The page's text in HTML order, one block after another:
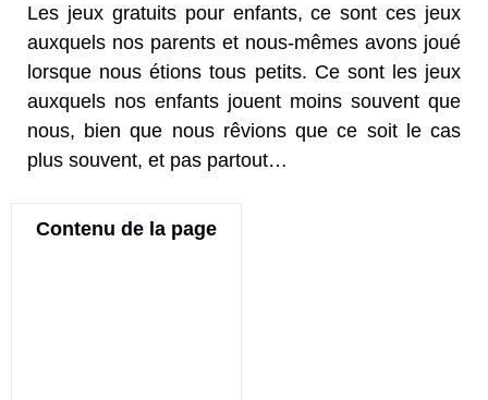
Les jeux gratuits pour enfants, ce sont ces jeux
auxquels nos parents et nous-mêmes avons joué
lorsque nous étions tous petits. Ce sont les jeux
auxquels nos enfants jouent moins souvent que
nous, bien que nous rêvions que ce soit le cas
plus souvent, et pas partout…
Contenu de la page